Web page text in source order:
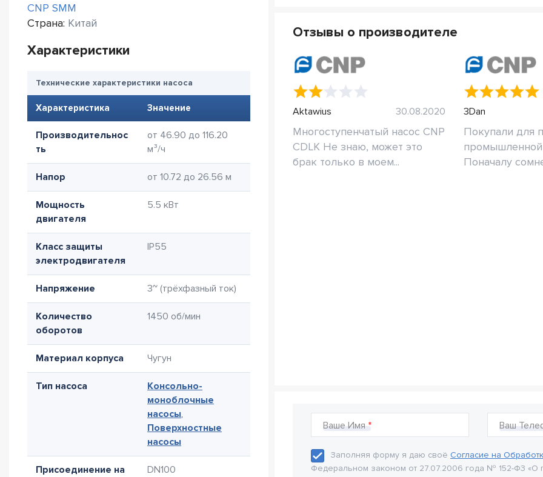
CNP SMM
Страна: Китай
Характеристики
Технические характеристики насоса
Характеристика Значение
Производительнос
ть
от 46.90 до 116.20
м³/ч
Напор от 10.72 до 26.56 м
Мощность
двигателя
5.5 кВт
Класс защиты
электродвигателя
IP55
Напряжение 3~ (трёхфазный ток)
Количество
оборотов
1450 об/мин
Материал корпуса Чугун
Тип насоса
Консольно-
моноблочные
насосы,
Поверхностные
насосы
Присоединение на
DN100
Отзывы о производителе
Aktawius 30.08.2020
Многоступенчатый насос CNP
CDLK Не знаю, может это
брак только в моем...
3Dan
Покупали для
промышленной
Поначалу
Ваше Имя Ваш
Заполняя форму я даю своё Согласие на
Федеральном законом от 27.07.2006 года № 152-Ф3 «О